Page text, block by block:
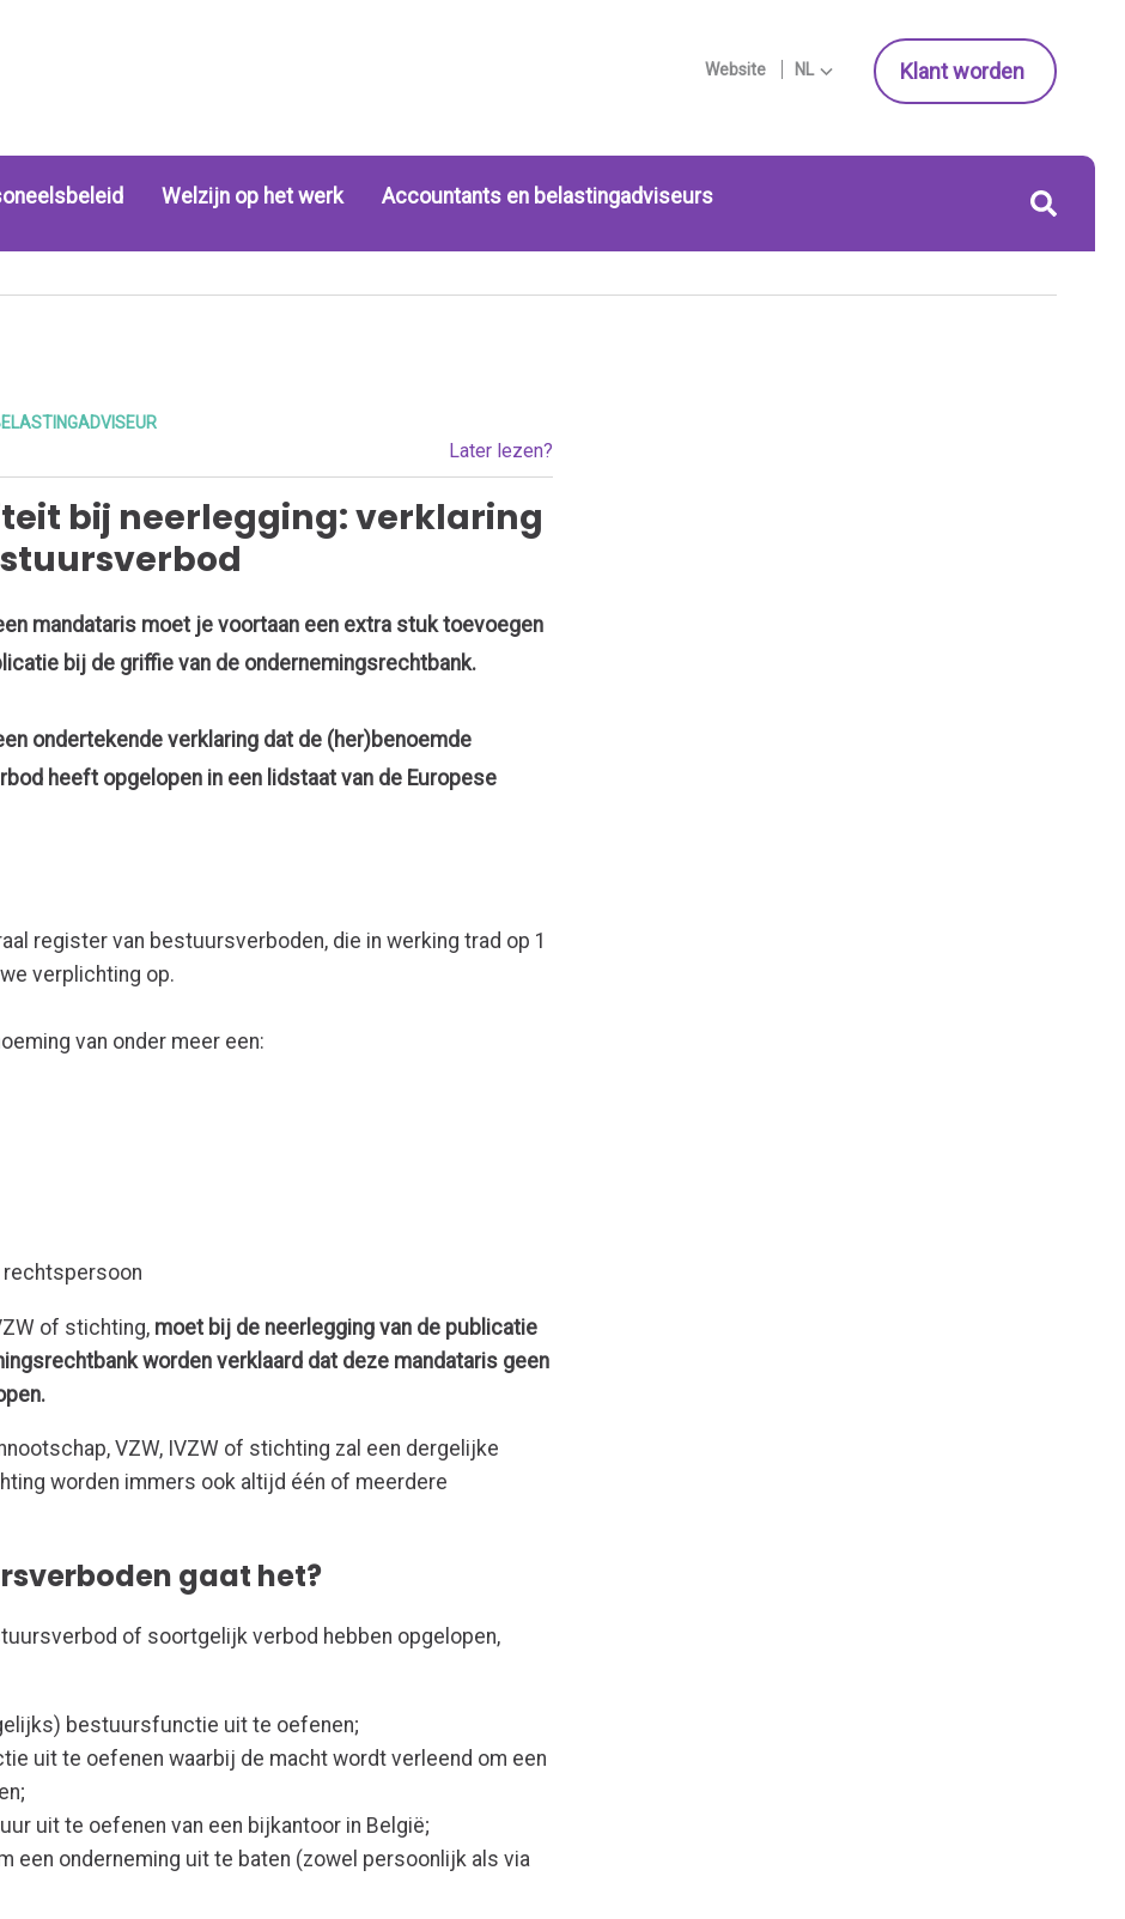
Website NL Klant worden
Welzijn op het werk Accountants en belastingadviseurs
Later lezen?
bij neerlegging: verklaring
mandataris moet je voortaan een extra stuk toevoegen
bij de griffie van de ondernemingsrechtbank.
ondertekende verklaring dat de (her)benoemde
heeft opgelopen in een lidstaat van de Europese
register van bestuursverboden, die in werking trad op 1
verplichting op.
van onder meer een:
of stichting, moet bij de neerlegging van de publicatie
worden verklaard dat deze mandataris geen
VZW, IVZW of stichting zal een dergelijke
worden immers ook altijd één of meerdere
gaat het?
of soortgelijk verbod hebben opgelopen,
bestuursfunctie uit te oefenen;
uit te oefenen waarbij de macht wordt verleend om een
uit te oefenen van een bijkantoor in België;
een onderneming uit te baten (zowel persoonlijk als via